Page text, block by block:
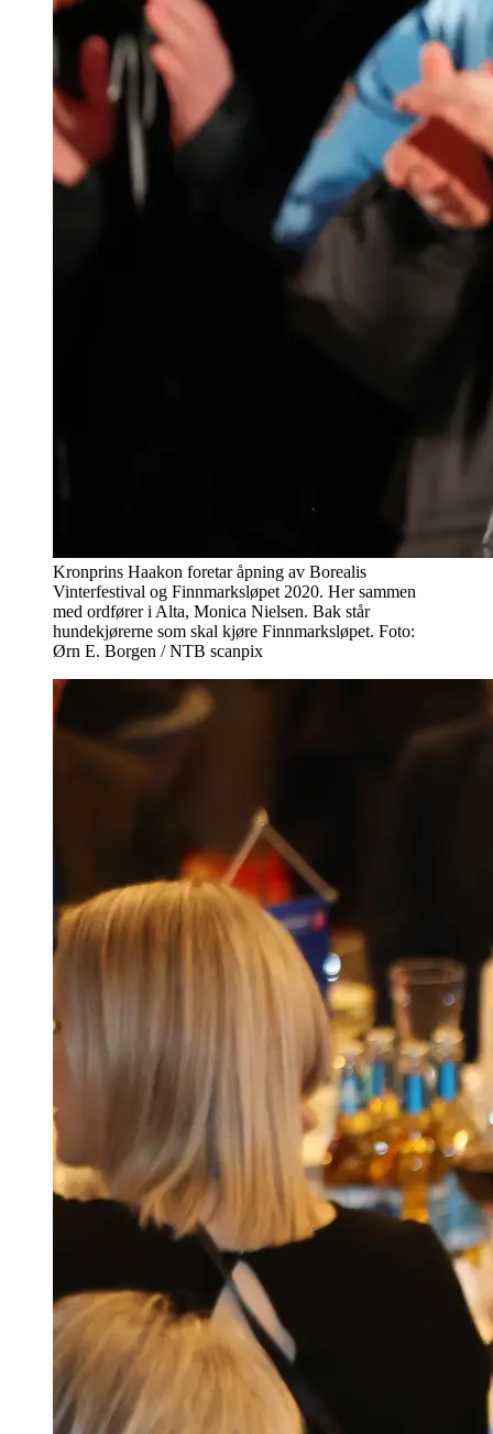
Kronprins Haakon foretar åpning av Borealis
Vinterfestival og Finnmarksløpet 2020. Her sammen
med ordfører i Alta, Monica Nielsen. Bak står
hundekjørerne som skal kjøre Finnmarksløpet. Foto:
Ørn E. Borgen / NTB scanpix